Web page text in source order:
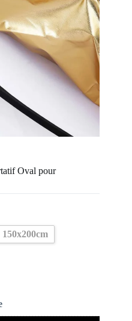
Oval pour
150x200cm